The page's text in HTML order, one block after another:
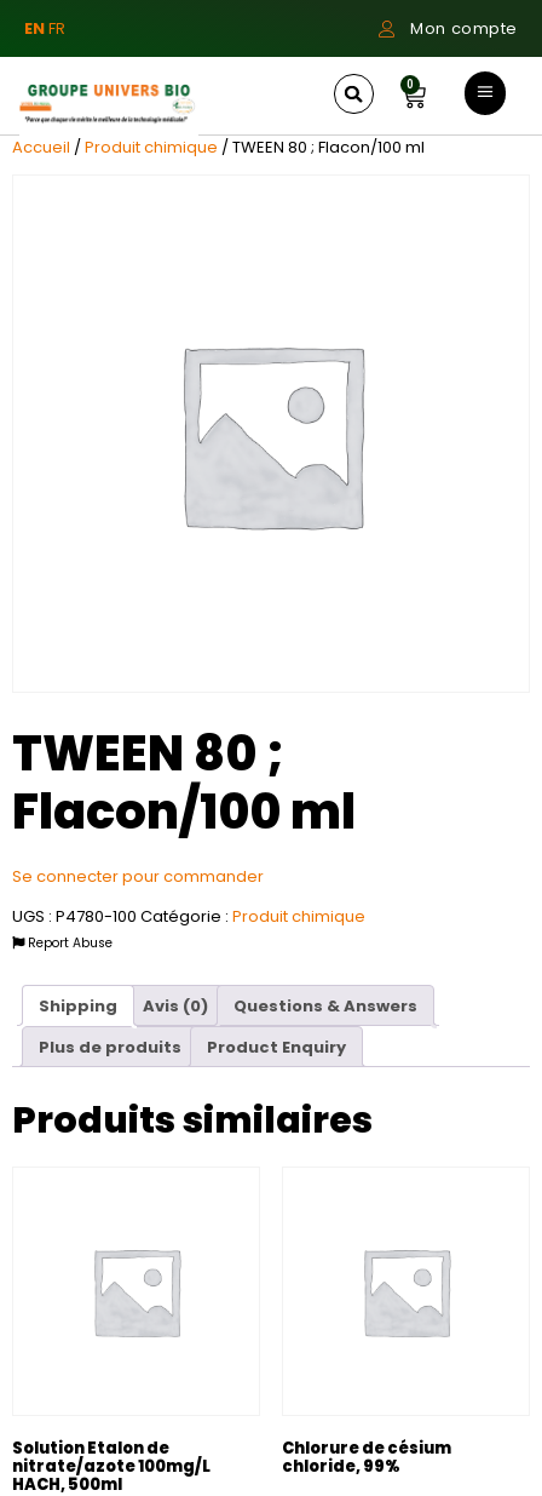
ENFR Mon compte
0
Accueil /Produit chimique / TWEEN 80 ; Flacon/100 ml
TWEEN 80 ;
Flacon/100 ml
Se connecter pour commander
UGS : P4780-100 Catégorie : Produit chimique
Report Abuse
Shipping Avis (0)
Questions & Answers
Plus de produits
Product Enquiry
Produits similaires
Solution Etalon de
nitrate/azote 100mg/L
HACH, 500ml
Chlorure de césium
chloride, 99%